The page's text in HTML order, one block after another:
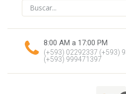
8:00 AM a 17:00 PM
(+593) 02292337 (+593)
(+593) 999471397